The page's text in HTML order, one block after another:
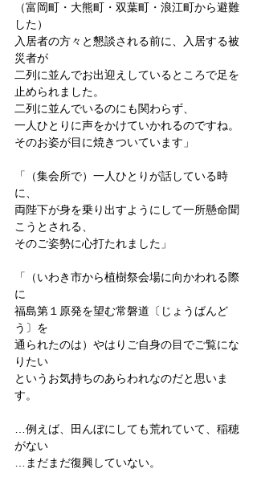
（富岡町・大熊町・双葉町・浪江町から避難
した）
入居者の方々と懇談される前に、入居する被
災者が
二列に並んでお出迎えしているところで足を
止められました。
二列に並んでいるのにも関わらず、
一人ひとりに声をかけていかれるのですね。
そのお姿が目に焼きついています」
「（集会所で）一人ひとりが話している時
に、
両陛下が身を乗り出すようにして一所懸命聞
こうとされる、
そのご姿勢に心打たれました」
「（いわき市から植樹祭会場に向かわれる際
に
福島第１原発を望む常磐道〔じょうばんど
う〕を
通られたのは）やはりご自身の目でご覧にな
りたい
というお気持ちのあらわれなのだと思いま
す。
…例えば、田んぼにしても荒れていて、稲穂
がない
…まだまだ復興していない。